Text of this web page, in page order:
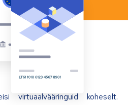
virtuaalvääringuid koheselt.